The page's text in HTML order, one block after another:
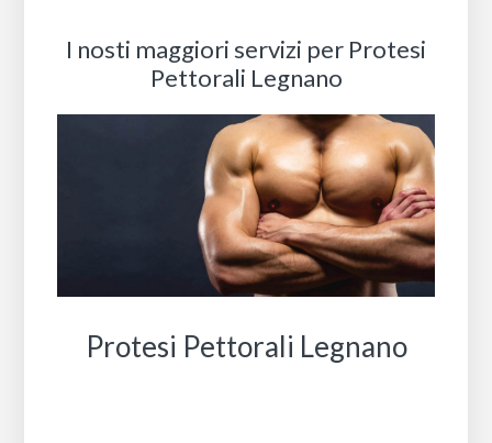
I nosti maggiori servizi per Protesi
Pettorali Legnano
Protesi Pettorali Legnano